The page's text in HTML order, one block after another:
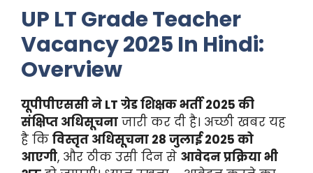
UP LT Grade Teacher
Vacancy 2025 In Hindi:
Overview
यूपीपीएससी ने LT ग्रेड शिक्षक भर्ती 2025 की
संक्षिप्त अधिसूचना जारी कर दी है। अच्छी खबर यह
है कि विस्तृत अधिसूचना 28 जुलाई 2025 को
आएगी, और ठीक उसी दिन से आवेदन प्रक्रिया भी